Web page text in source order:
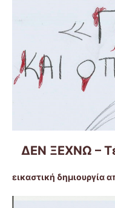
ΔΕΝ ΞΕΧΝΩ –
εικαστική δημιουργία